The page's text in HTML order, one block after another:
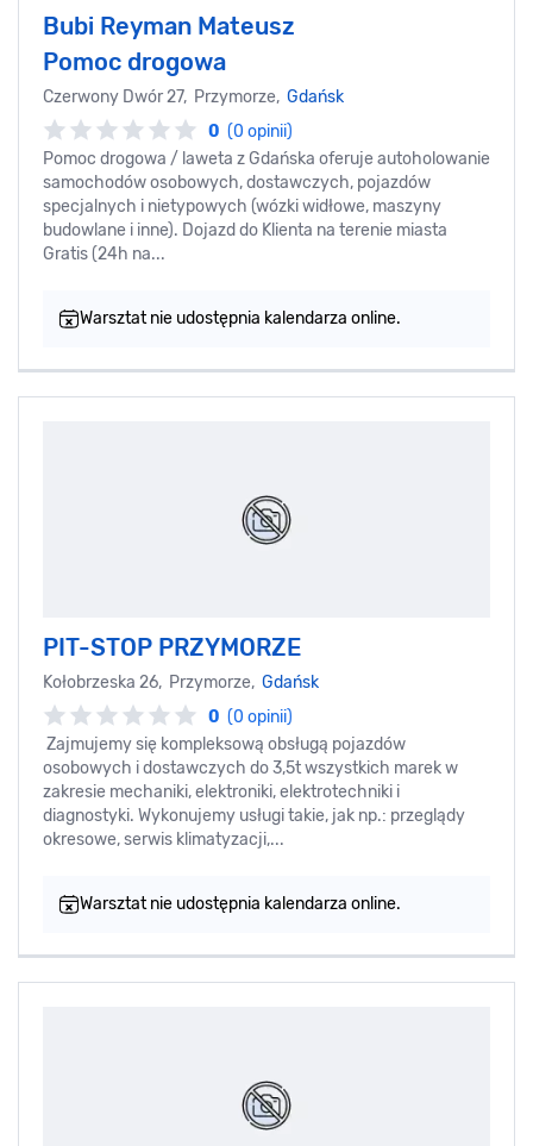
Bubi Reyman Mateusz
Pomoc drogowa
Czerwony Dwór 27, Przymorze, Gdańsk
0 (0 opinii)
Pomoc drogowa / laweta z Gdańska oferuje autoholowanie
samochodów osobowych, dostawczych, pojazdów
specjalnych i nietypowych (wózki widłowe, maszyny
budowlane i inne). Dojazd do Klienta na terenie miasta
Gratis (24h na...
Warsztat nie udostępnia kalendarza online.
PIT-STOP PRZYMORZE
Kołobrzeska 26, Przymorze, Gdańsk
0 (0 opinii)
Zajmujemy się kompleksową obsługą pojazdów
osobowych i dostawczych do 3,5t wszystkich marek w
zakresie mechaniki, elektroniki, elektrotechniki i
diagnostyki. Wykonujemy usługi takie, jak np.: przeglądy
okresowe, serwis klimatyzacji,...
Warsztat nie udostępnia kalendarza online.